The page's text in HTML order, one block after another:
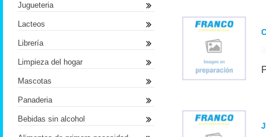
Jugueteria
Lacteos
Librería
Limpieza del hogar
Mascotas
Panaderia
Bebidas sin alcohol